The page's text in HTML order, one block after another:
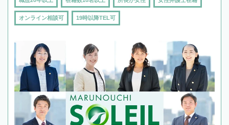
オンライン相談可 19時以降TEL可